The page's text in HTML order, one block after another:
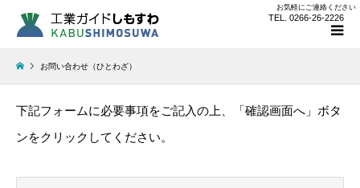
お気軽にご連絡ください
TEL. 0266-26-2226
お問い合わせ（ひとわざ）
下記フォームに必要事項をご記入の上、「確認画面へ」ボタ
ンをクリックしてください。